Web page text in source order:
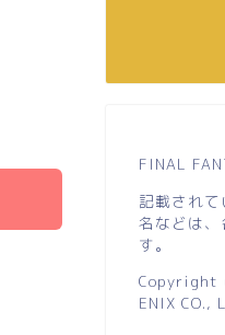
FINAL
記載され
名などは
す。
Copyright
ENIX CO.,